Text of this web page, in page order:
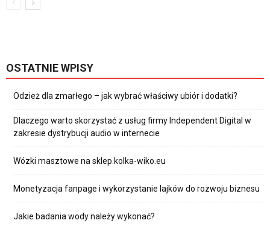
OSTATNIE WPISY
Odzież dla zmarłego – jak wybrać właściwy ubiór i dodatki?
Dlaczego warto skorzystać z usług firmy Independent Digital w
zakresie dystrybucji audio w internecie
Wózki masztowe na sklep.kolka-wiko.eu
Monetyzacja fanpage i wykorzystanie lajków do rozwoju biznesu
Jakie badania wody należy wykonać?